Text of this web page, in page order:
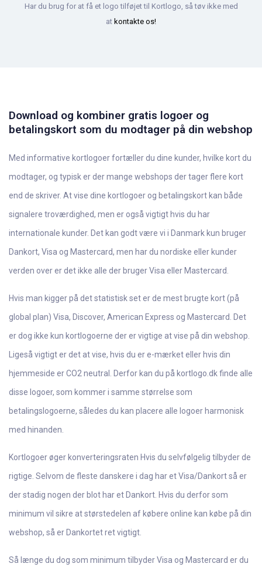
Har du brug for at få et logo tilføjet til Kortlogo, så tøv ikke med
at kontakte os!
Download og kombiner gratis logoer og
betalingskort som du modtager på din webshop
Med informative kortlogoer fortæller du dine kunder, hvilke kort du
modtager, og typisk er der mange webshops der tager flere kort
end de skriver. At vise dine kortlogoer og betalingskort kan både
signalere troværdighed, men er også vigtigt hvis du har
internationale kunder. Det kan godt være vi i Danmark kun bruger
Dankort, Visa og Mastercard, men har du nordiske eller kunder
verden over er det ikke alle der bruger Visa eller Mastercard.
Hvis man kigger på det statistisk set er de mest brugte kort (på
global plan) Visa, Discover, American Express og Mastercard. Det
er dog ikke kun kortlogoerne der er vigtige at vise på din webshop.
Ligeså vigtigt er det at vise, hvis du er e-mærket eller hvis din
hjemmeside er CO2 neutral. Derfor kan du på kortlogo.dk finde alle
disse logoer, som kommer i samme størrelse som
betalingslogoerne, således du kan placere alle logoer harmonisk
med hinanden.
Kortlogoer øger konverteringsraten Hvis du selvfølgelig tilbyder de
rigtige. Selvom de fleste danskere i dag har et Visa/Dankort så er
der stadig nogen der blot har et Dankort. Hvis du derfor som
minimum vil sikre at størstedelen af købere online kan købe på din
webshop, så er Dankortet ret vigtigt.
Så længe du dog som minimum tilbyder Visa og Mastercard er du